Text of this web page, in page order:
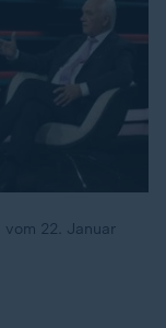
22. Januar